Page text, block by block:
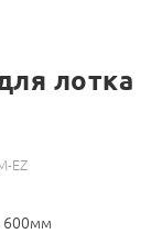
лотка
EZ
600мм